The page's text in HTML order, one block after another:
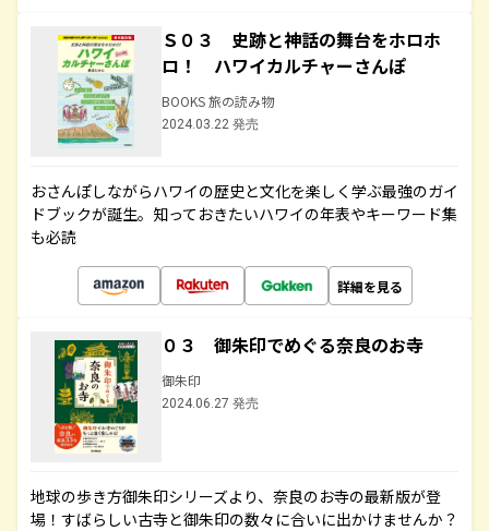
Ｓ０３ 史跡と神話の舞台をホロホ
ロ！ ハワイカルチャーさんぽ
BOOKS 旅の読み物
2024.03.22 発売
おさんぽしながらハワイの歴史と文化を楽しく学ぶ最強のガイ
ドブックが誕生。知っておきたいハワイの年表やキーワード集
も必読
詳細を見る
０３ 御朱印でめぐる奈良のお寺
御朱印
2024.06.27 発売
地球の歩き方御朱印シリーズより、奈良のお寺の最新版が登
場！すばらしい古寺と御朱印の数々に合いに出かけませんか？